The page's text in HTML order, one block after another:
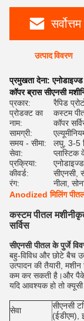
उत्पाद विवरण
प्रमुखता देना:एनोडाइज्ड
कॉपर ब्रास सीएनसी
प्रकार:
रैपिड
प्रोडक्ट का
नाम:
कस्टम
कॉपर
सामग्री:
समय - सीमा:
लघु, 3-5
सेवा:
प्रक्रिया:
कीवर्ड:
सीएनसी,
रंग:
नीला,
Anodized मिलिंग पीतल
कस्टम पीतल
सर्विस
सीएनसी पीतल के पुर्जे
बहु-विविध और छोटे बैच
उत्पादन की तैयारी,
कम कर सकती है।और पैकेज
यदि आवश्यक हो तो
सेवा
सीएनसी
(ईडीएम),